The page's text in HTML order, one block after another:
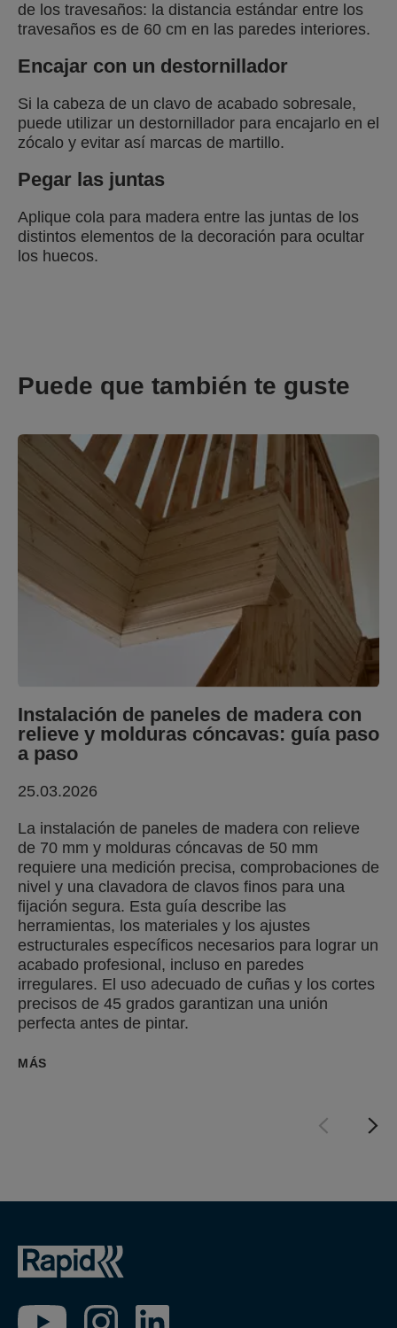
de los travesaños: la distancia estándar entre los
travesaños es de 60 cm en las paredes interiores.
Encajar con un destornillador
Si la cabeza de un clavo de acabado sobresale,
puede utilizar un destornillador para encajarlo en el
zócalo y evitar así marcas de martillo.
Pegar las juntas
Aplique cola para madera entre las juntas de los
distintos elementos de la decoración para ocultar
los huecos.
Puede que también te guste
Instalación de paneles de madera con
relieve y molduras cóncavas: guía paso
a paso
25.03.2026
La instalación de paneles de madera con relieve
de 70 mm y molduras cóncavas de 50 mm
requiere una medición precisa, comprobaciones de
nivel y una clavadora de clavos finos para una
fijación segura. Esta guía describe las
herramientas, los materiales y los ajustes
estructurales específicos necesarios para lograr un
acabado profesional, incluso en paredes
irregulares. El uso adecuado de cuñas y los cortes
precisos de 45 grados garantizan una unión
perfecta antes de pintar.
MÁS